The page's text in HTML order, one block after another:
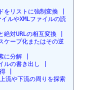
トに強制変換 |
XMLファイルの読
URLの相互変換 |
プ化またはその逆
分解 |
書き出し |
|
下流の周りを探索